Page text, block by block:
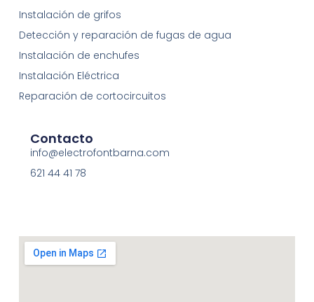
Instalación de grifos​
Detección y reparación de fugas de agua
Instalación de enchufes
Instalación Eléctrica
Reparación de cortocircuitos
Contacto
info@electrofontbarna.com
621 44 41 78